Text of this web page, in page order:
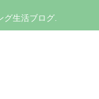
生活ブログ.